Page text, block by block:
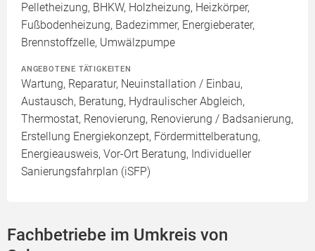
Pelletheizung, BHKW, Holzheizung, Heizkörper,
Fußbodenheizung, Badezimmer, Energieberater,
Brennstoffzelle, Umwälzpumpe
ANGEBOTENE TÄTIGKEITEN
Wartung, Reparatur, Neuinstallation / Einbau,
Austausch, Beratung, Hydraulischer Abgleich,
Thermostat, Renovierung, Renovierung / Badsanierung,
Erstellung Energiekonzept, Fördermittelberatung,
Energieausweis, Vor-Ort Beratung, Individueller
Sanierungsfahrplan (iSFP)
Fachbetriebe im Umkreis von